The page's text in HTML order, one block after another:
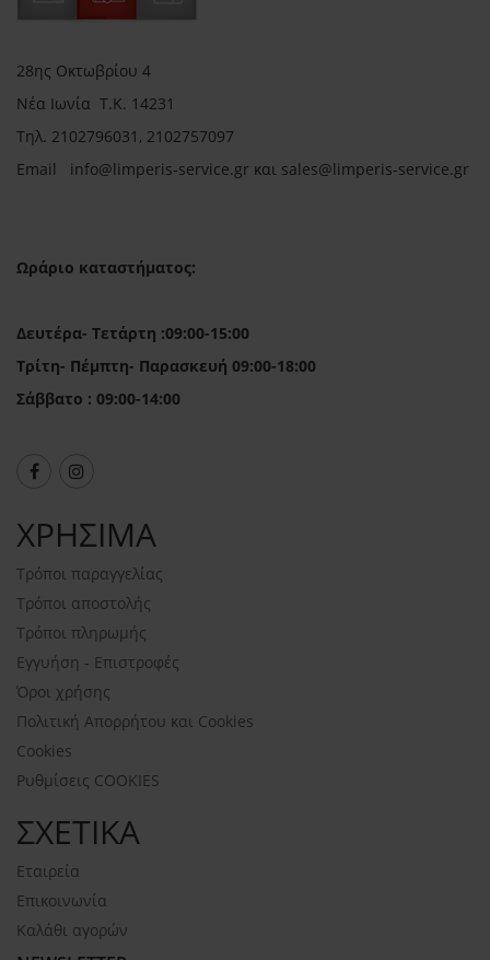
28ης Οκτωβρίου 4
Νέα Ιωνία Τ.Κ. 14231
Τηλ. 2102796031, 2102757097
Email info@limperis-service.gr και sales@limperis-service.gr
Ωράριο καταστήματος:
Δευτέρα- Τετάρτη :09:00-15:00
Τρίτη- Πέμπτη- Παρασκευή 09:00-18:00
Σάββατο : 09:00-14:00
ΧΡΗΣΙΜΑ
Τρόποι παραγγελίας
Τρόποι αποστολής
Τρόποι πληρωμής
Εγγυήση - Επιστροφές
Όροι χρήσης
Πολιτική Απορρήτου και Cookies
Cookies
Ρυθμίσεις COOKIES
ΣΧΕΤΙΚΑ
Εταιρεία
Επικοινωνία
Καλάθι αγορών